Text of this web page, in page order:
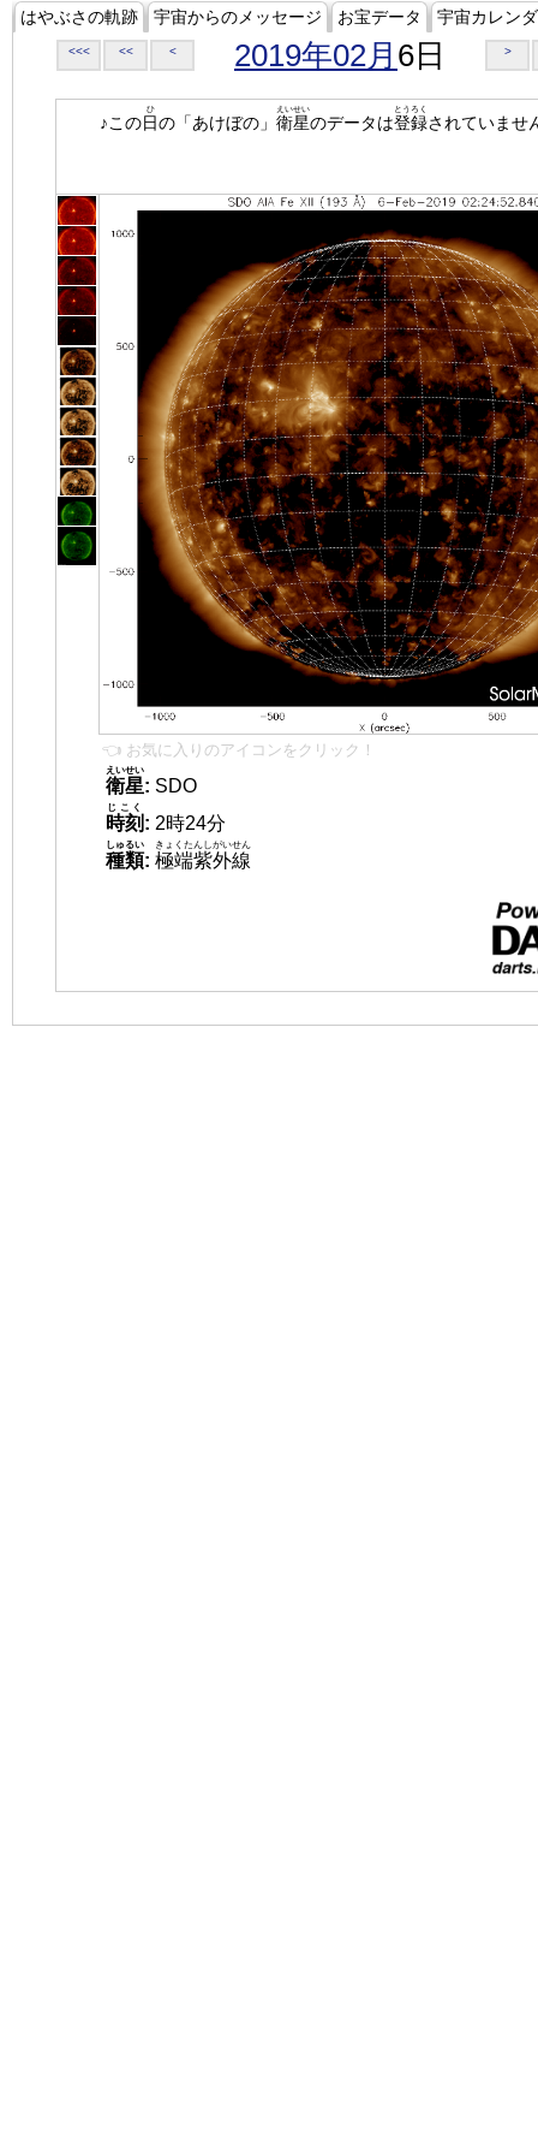
はやぶさの軌跡 宇宙からのメッセージ お宝データ 宇宙カレン
<<< << < 2019年02月 6日 >
♪この日
ひ
の「あけぼの」 衛星
えいせい
のデータは登録
とうろく
されていませ
👈 お気に入りのアイコンをクリック！
衛星
えいせい
: SDO
時刻
じこく
: 2時24分
種類
しゅるい
: 極端紫外線
きょくたんしがいせん